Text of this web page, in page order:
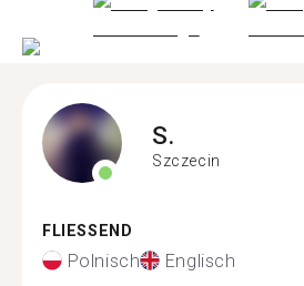
S.
Szczecin
FLIESSEND
Polnisch Englisch